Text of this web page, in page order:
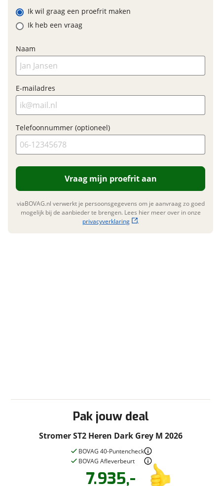
Garanties
BOVAG Garantie
Fabrieksgarantie
Pak jouw deal
Stromer ST2 Heren Dark Grey M 2026
BOVAG 40-Puntencheck
BOVAG Afleverbeurt
7.935,-
Vraag eenproefrit
Stel eenvraag!
Ik wil graag een proefrit maken
Ik heb een vraag
Naam
E-mailadres
Telefoonnummer (optioneel)
Vraag mijn proefrit aan
viaBOVAG.nl verwerkt je persoonsgegevens om je aanvraag zo goed
mogelijk bij de aanbieder te brengen. Lees hier meer over in onze
privacyverklaring
.